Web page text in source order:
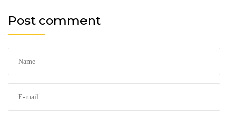
Post comment